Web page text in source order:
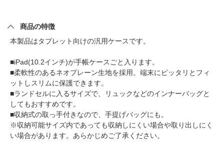
商品の特徴
本製品はタブレット向けの汎用ケースです。
■iPad(10.2インチ)が手帳ケースごと入ります。
■柔軟性のあるネオプレーン生地を採用。端末にピッタリとフィ
ットしスリムに保護できます。
■ランドセルに入るサイズで、リュックなどのインナーバッグと
してもおすすめです。
■収納式の取っ手付きなので、手提げバッグにも。
※収納可能サイズ内であっても収納しにくい場合や取り出しにく
い場合があります。あらかじめご了承ください。